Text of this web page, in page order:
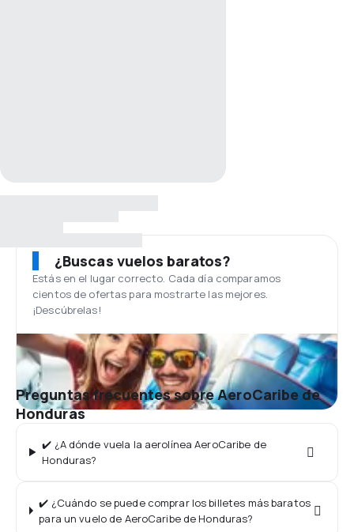
¿Buscas vuelos baratos?
Estás en el lugar correcto. Cada día comparamos
cientos de ofertas para mostrarte las mejores.
¡Descúbrelas!
Preguntas frecuentes sobre AeroCaribe de
Honduras
✔️ ¿A dónde vuela la aerolínea AeroCaribe de
Honduras?
✔️ ¿Cuándo se puede comprar los billetes más baratos
para un vuelo de AeroCaribe de Honduras?